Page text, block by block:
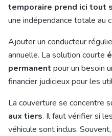
temporaire prend ici tout
une indépendance totale au
Ajouter un conducteur
annuelle. La solution courte
permanent pour un besoin
financier judicieux pour les
La couverture se concentre
aux tiers. Il faut vérifier si
véhicule sont inclus.